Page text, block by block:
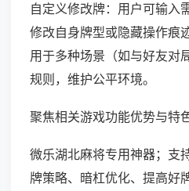
自定义修改牌：用户可输入
修改自身牌型或隐藏操作痕
用于多种场景（如与好友对
规则，维护公平环境。
聚焦相关游戏功能优势与特色
微乐湖北麻将专用神器；支
牌策略、暗杠优化、提高好